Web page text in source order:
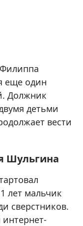
еще один
Должник
детьми
вести
Шульгина
лет мальчик
сверстников.